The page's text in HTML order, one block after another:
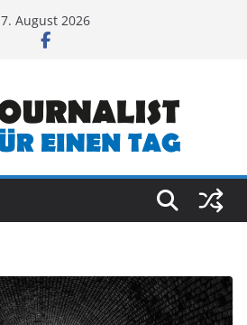
7. August 2026